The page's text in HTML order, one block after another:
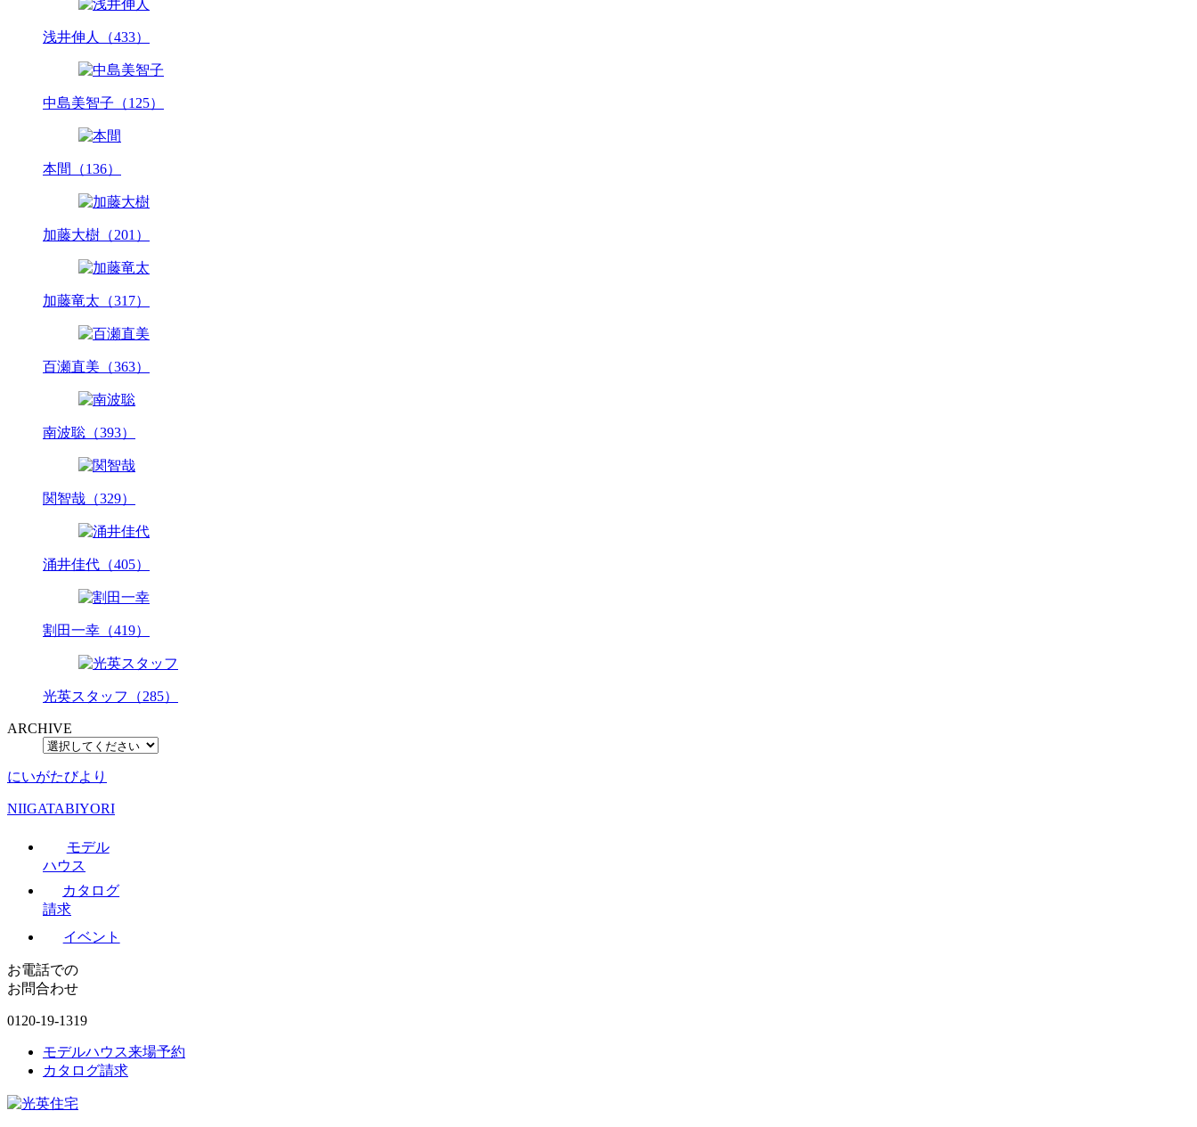
浅井伸人（433）
中島美智子（125）
本間（136）
加藤大樹（201）
加藤竜太（317）
百瀬直美（363）
南波聡（393）
関智哉（329）
涌井佳代（405）
割田一幸（419）
光英スタッフ（285）
ARCHIVE
にいがたびより
NIIGATABIYORI
モデル
ハウス
カタログ
請求
イベント
お電話での
お問合わせ
0120-19-1319
モデルハウス来場予約
カタログ請求